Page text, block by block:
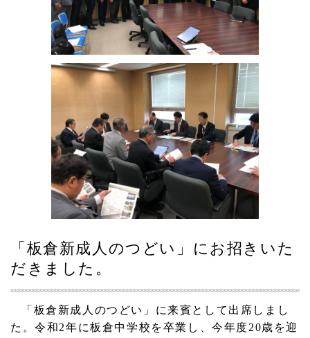
「板倉新成人のつどい」にお招きいた
だきました。
「板倉新成人のつどい」に来賓として出席しまし
た。令和2年に板倉中学校を卒業し、今年度20歳を迎